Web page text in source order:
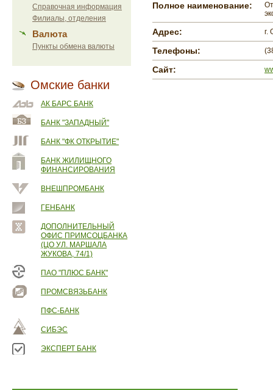
Справочная информация
Филиалы, отделения
Валюта
Пункты обмена валюты
Омские банки
АК БАРС БАНК
БАНК "ЗАПАДНЫЙ"
БАНК "ФК ОТКРЫТИЕ"
БАНК ЖИЛИЩНОГО
ФИНАНСИРОВАНИЯ
ВНЕШПРОМБАНК
ГЕНБАНК
ДОПОЛНИТЕЛЬНЫЙ
ОФИС ПРИМСОЦБАНКА
(ЦО УЛ. МАРШАЛА
ЖУКОВА, 74/1)
ПАО "ПЛЮС БАНК"
ПРОМСВЯЗЬБАНК
ПФС-БАНК
СИБЭС
ЭКСПЕРТ БАНК
Полное наименование:
Адрес: г.
Телефоны:
Сайт: